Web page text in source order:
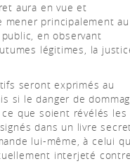
aura en vue et
mener principalement au
en observant
légitimes, la
seront exprimés au
si le danger de
que soient révélés les
dans un livre
lui-même, à celui
interjeté